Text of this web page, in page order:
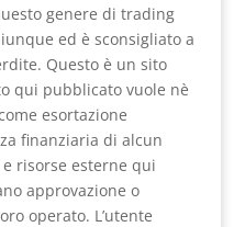
genere di trading
ed è sconsigliato a
Questo è un sito
qui pubblicato vuole nè
esortazione
finanziaria di alcun
risorse esterne qui
approvazione o
operato. L’utente